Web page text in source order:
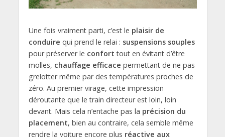
Une fois vraiment parti, c’est le plaisir de
conduire qui prend le relai : suspensions souples
pour préserver le confort tout en évitant d’être
molles, chauffage efficace permettant de ne pas
grelotter même par des températures proches de
zéro. Au premier virage, cette impression
déroutante que le train directeur est loin, loin
devant. Mais cela n’entache pas la précision du
placement, bien au contraire, cela semble même
rendre la voiture encore plus réactive aux